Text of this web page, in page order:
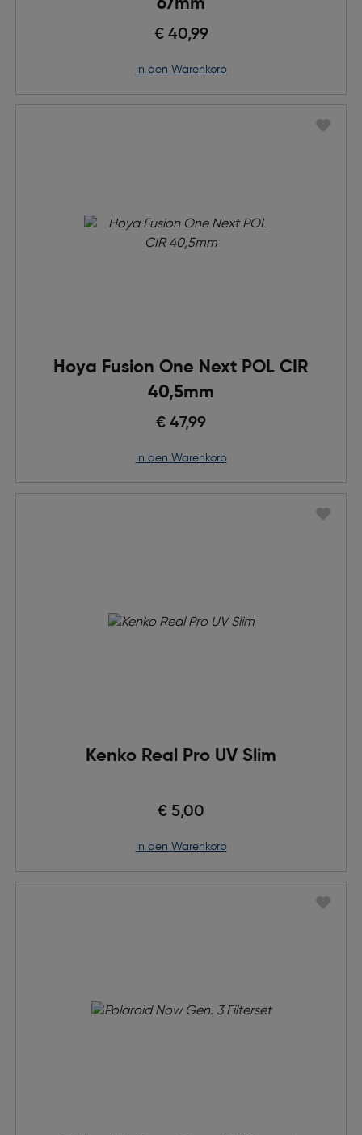
67mm
€ 40,99
in den Warenkorb
Hoya Fusion One Next POL CIR
40,5mm
€ 47,99
in den Warenkorb
Kenko Real Pro UV Slim
€ 5,00
in den Warenkorb